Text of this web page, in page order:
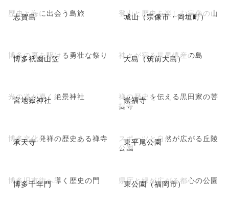
志賀島
歴史と海に出会う島旅 城山（宗像市・岡垣町）
登山と歴史を楽しむ宗像の山
博多祇園山笠
博多の夏を駆ける勇壮な祭り 大島（筑前大島）
神々が宿る世界遺産の島
宮地嶽神社
光の道が導く絶景神社 崇福寺
禅の歴史を伝える黒田家の菩
提寺
承天寺
博多文化発祥の歴史ある禅寺 東平尾公園
スポーツと自然が広がる丘陵
公園
博多千年門
博多旧市街へ導く歴史の門 東公園（福岡市）
県庁と緑が広がる都心の公園